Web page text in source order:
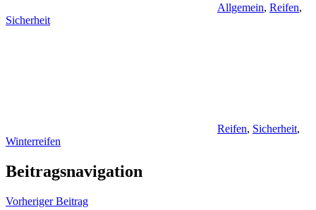
Allgemein, Reifen,
Sicherheit
Reifen, Sicherheit,
Winterreifen
Beitragsnavigation
Vorheriger Beitrag